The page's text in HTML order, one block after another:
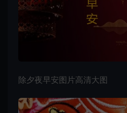
除夕夜早安图片高清大图